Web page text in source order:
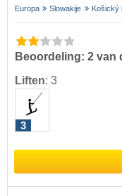
Europa Slowakije Košický
Beoordeling: 2 van
Liften: 3
3